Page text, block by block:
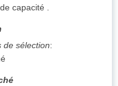
capacité .
de sélection: